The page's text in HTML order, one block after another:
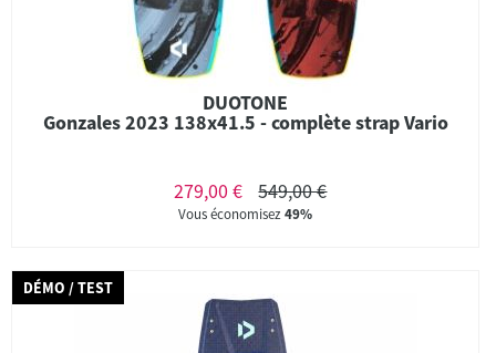
DUOTONE
Gonzales 2023 138x41.5 - complète strap Vario
279,00 € 549,00 €
Vous économisez49%
DÉMO / TEST